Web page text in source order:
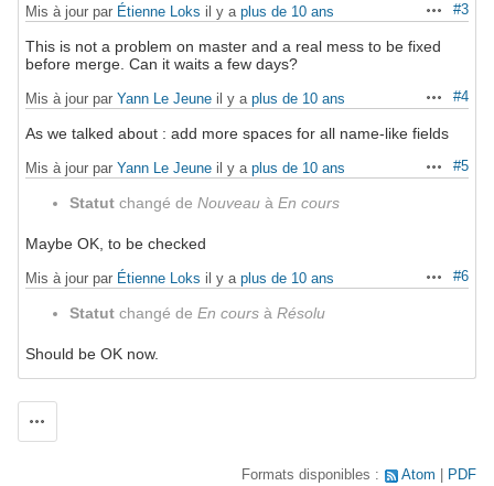
Actions
#3
Mis à jour par Étienne Loks il y a plus de 10 ans
This is not a problem on master and a real mess to be fixed
before merge. Can it waits a few days?
Actions
#4
Mis à jour par Yann Le Jeune il y a plus de 10 ans
As we talked about : add more spaces for all name-like fields
Actions
#5
Mis à jour par Yann Le Jeune il y a plus de 10 ans
Statut changé de Nouveau à En cours
Maybe OK, to be checked
Actions
#6
Mis à jour par Étienne Loks il y a plus de 10 ans
Statut changé de En cours à Résolu
Should be OK now.
Formats disponibles : Atom PDF